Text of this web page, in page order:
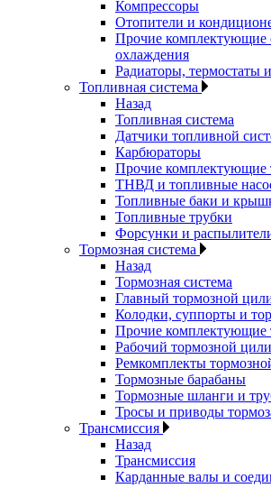
Компрессоры
Отопители и
Прочие комплектующие
охлаждения
Радиаторы, термостаты
Топливная система
Назад
Топливная система
Датчики топливной
Карбюраторы
Прочие комплектующие
ТНВД и топливные
Топливные баки и
Топливные трубки
Форсунки и
Тормозная система
Назад
Тормозная система
Главный тормозной
Колодки, суппорты и
Прочие комплектующие
Рабочий тормозной
Ремкомплекты
Тормозные барабаны
Тормозные шланги и
Тросы и приводы
Трансмиссия
Назад
Трансмиссия
Карданные валы и